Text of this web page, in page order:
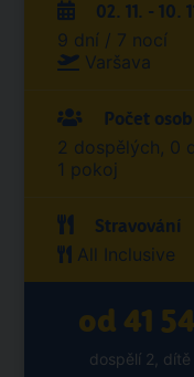
02. 11. - 10.
9 dní / 7 nocí
Varšava
Počet osob
2 dospělých, 0
1 pokoj
Stravování
All Inclusive
od 41
dospělí 2,